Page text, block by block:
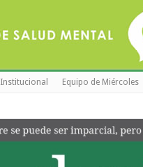
Institucional Equipo de Miércoles